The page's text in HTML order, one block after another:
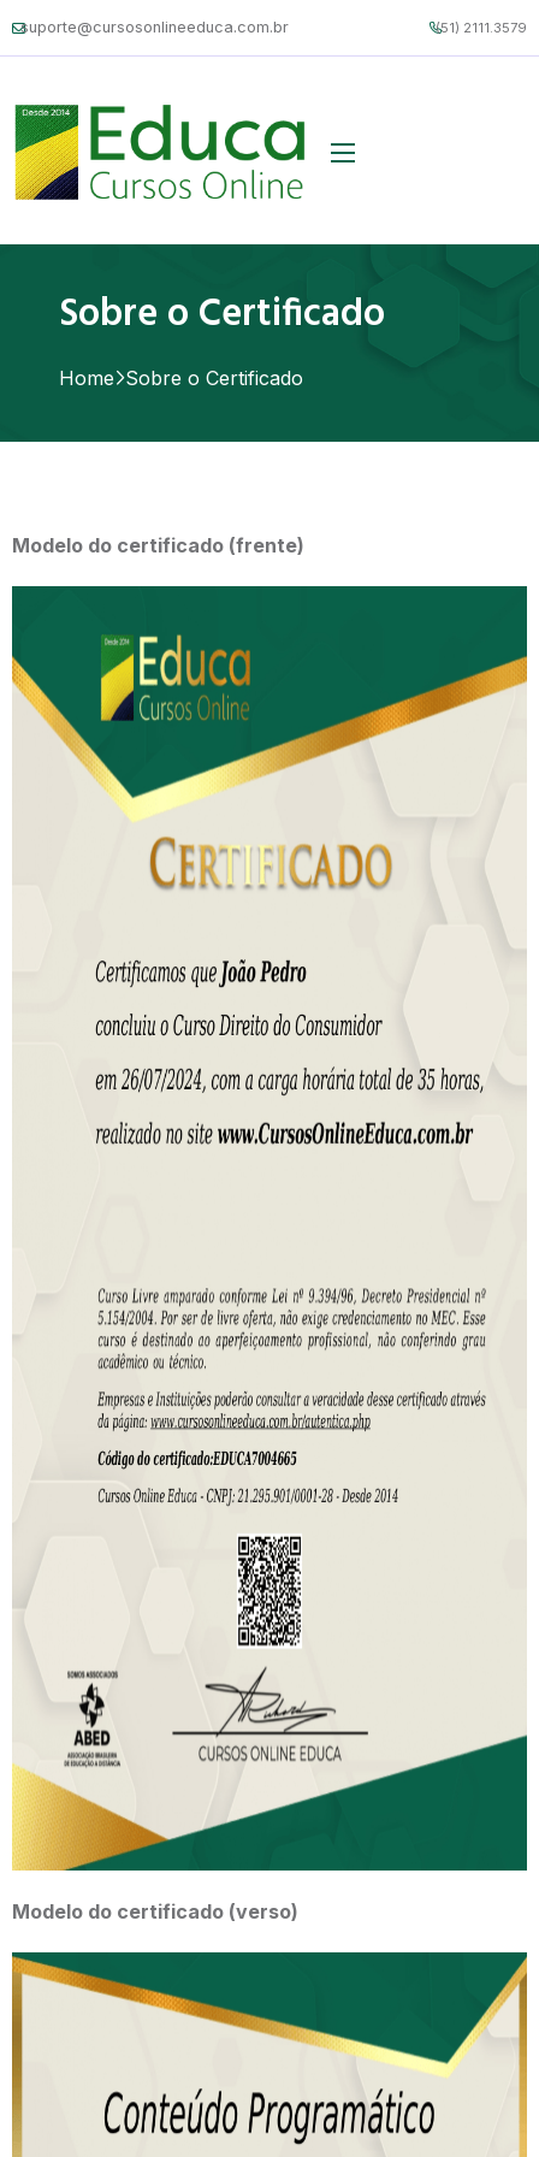
suporte@cursosonlineeduca.com.br (51) 2111.3579
Sobre o Certificado
Home Sobre o Certificado
Modelo do certificado (frente)
Modelo do certificado (verso)